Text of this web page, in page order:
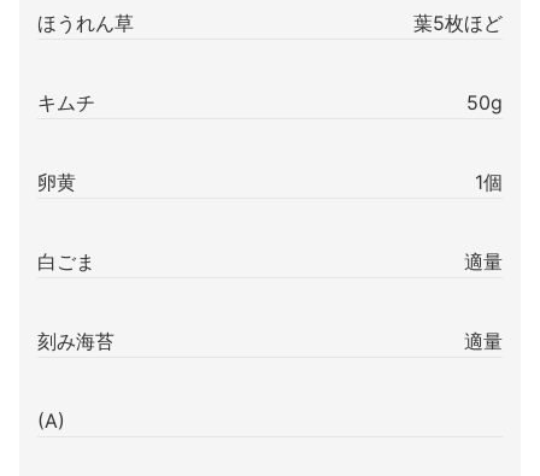
ほうれん草 葉5枚ほど
キムチ 50g
卵黄 1個
白ごま 適量
刻み海苔 適量
(A)